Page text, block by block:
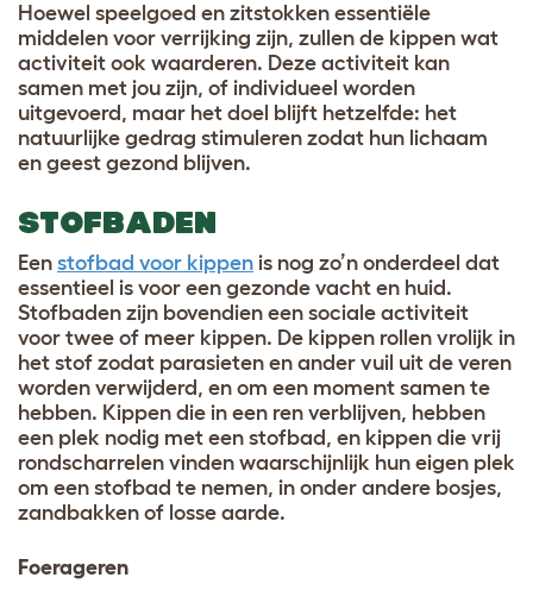
Hoewel speelgoed en zitstokken essentiële
middelen voor verrijking zijn, zullen de kippen wat
activiteit ook waarderen. Deze activiteit kan
samen met jou zijn, of individueel worden
uitgevoerd, maar het doel blijft hetzelfde: het
natuurlijke gedrag stimuleren zodat hun lichaam
en geest gezond blijven.
STOFBADEN
Een stofbad voor kippen is nog zo’n onderdeel dat
essentieel is voor een gezonde vacht en huid.
Stofbaden zijn bovendien een sociale activiteit
voor twee of meer kippen. De kippen rollen vrolijk in
het stof zodat parasieten en ander vuil uit de veren
worden verwijderd, en om een moment samen te
hebben. Kippen die in een ren verblijven, hebben
een plek nodig met een stofbad, en kippen die vrij
rondscharrelen vinden waarschijnlijk hun eigen plek
om een stofbad te nemen, in onder andere bosjes,
zandbakken of losse aarde.
Foerageren